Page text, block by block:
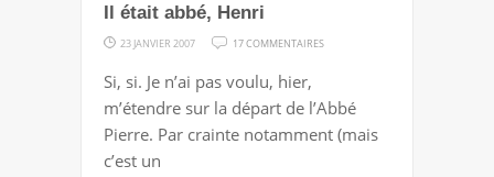
Il était abbé, Henri
23 JANVIER 2007 17 COMMENTAIRES
ABBÉ,
HENRI
Si, si. Je n’ai pas voulu, hier,
m’étendre sur la départ de l’Abbé
Pierre. Par crainte notamment (mais
c’est un